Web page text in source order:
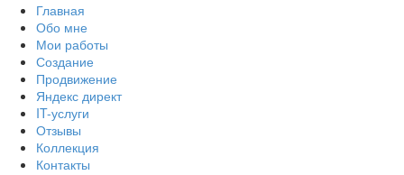
Главная
Обо мне
Мои работы
Создание
Продвижение
Яндекс директ
IT-услуги
Отзывы
Коллекция
Контакты